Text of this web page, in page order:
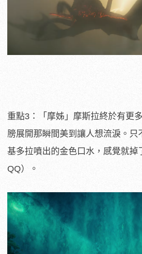
重點3：「摩姊」摩斯拉終於有更
膀展開那瞬間美到讓人想流淚。只
基多拉噴出的金色口水，感覺就掉
QQ）。